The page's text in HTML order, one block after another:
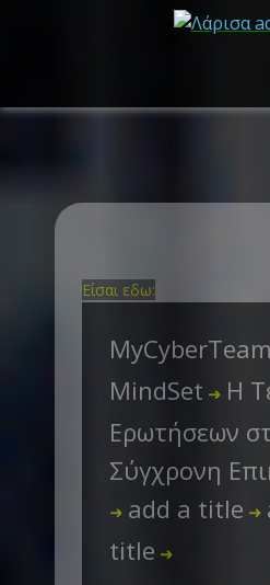
Είσαι εδω:
MindSet ➜ Η
Ερωτήσεων
Σύγχρονη
➜ add a title ➜
title ➜